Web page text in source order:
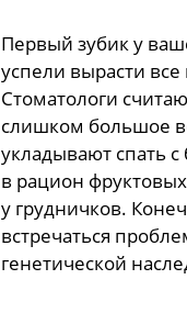
Первый зубик у
успели вырасти
Стоматологи
слишком большое
укладывают спать
в рацион
у грудничков.
встречаться
генетической